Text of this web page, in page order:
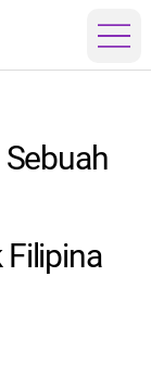
Filipina